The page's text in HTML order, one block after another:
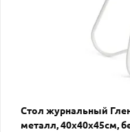
Стол журнальный
металл, 40х40х45см,